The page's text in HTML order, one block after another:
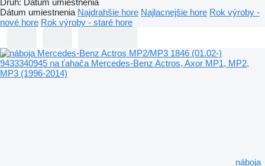
Druh: Dátum umiestnenia
Dátum umiestnenia Najdrahšie hore Najlacnejšie hore Rok výroby -
nové hore Rok výroby - staré hore
náboja